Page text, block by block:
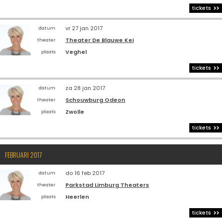
tickets
datum vr 27 jan 2017
theater Theater De Blauwe Kei
plaats
Veghel
tickets
datum za 28 jan 2017
theater Schouwburg Odeon
plaats
Zwolle
tickets
FEBRUARI 2017
datum do 16 feb 2017
theater Parkstad Limburg Theaters
plaats
Heerlen
tickets